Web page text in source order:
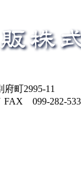
町2995-11
FAX 099-282-